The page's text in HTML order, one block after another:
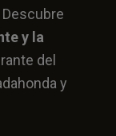
y la
del
y